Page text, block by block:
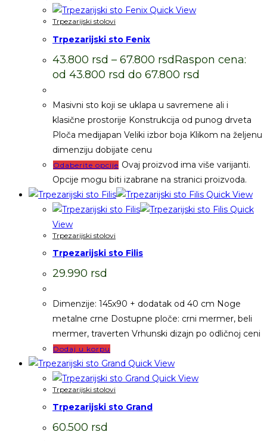
Quick View
Trpezarijski stolovi
Trpezarijski sto Fenix
43.800 rsd – 67.800 rsdRaspon cena:
od 43.800 rsd do 67.800 rsd
Masivni sto koji se uklapa u savremene ali i
klasične prostorije Konstrukcija od punog drveta
Ploča medijapan Veliki izbor boja Klikom na željenu
dimenziju dobijate cenu
Odaberite opcije Ovaj proizvod ima više varijanti.
Opcije mogu biti izabrane na stranici proizvoda.
Quick View
Quick
View
Trpezarijski stolovi
Trpezarijski sto Filis
29.990 rsd
Dimenzije: 145x90 + dodatak od 40 cm Noge
metalne crne Dostupne ploče: crni mermer, beli
mermer, traverten Vrhunski dizajn po odličnoj ceni
Dodaj u korpu
Quick View
Quick View
Trpezarijski stolovi
Trpezarijski sto Grand
60.500 rsd